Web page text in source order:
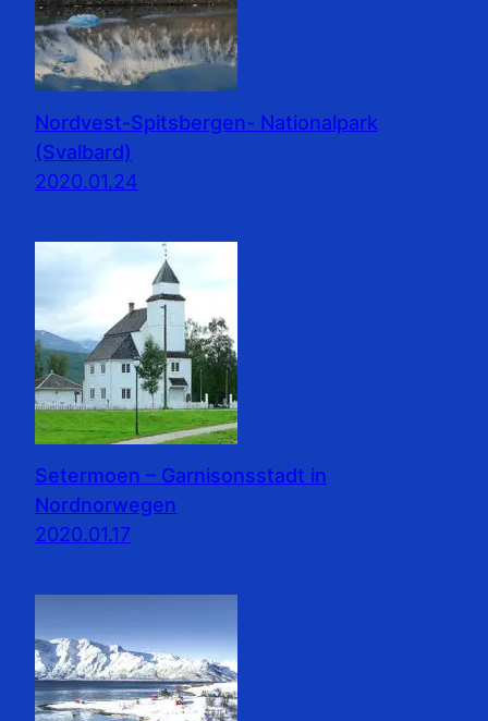
Nordvest-Spitsbergen- Nationalpark
(Svalbard)
2020.01.24
Setermoen – Garnisonsstadt in
Nordnorwegen
2020.01.17